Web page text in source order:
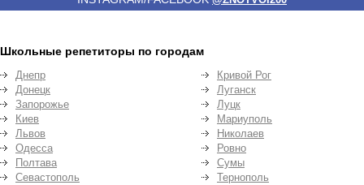
Школьные репетиторы по городам
Днепр
Донецк
Запорожье
Киев
Львов
Одесса
Полтава
Севастополь
Кривой Рог
Луганск
Луцк
Мариуполь
Николаев
Ровно
Сумы
Тернополь